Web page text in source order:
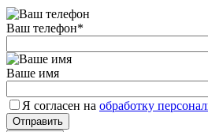
Ваш телефон*
Ваше имя
Я согласен на обработку